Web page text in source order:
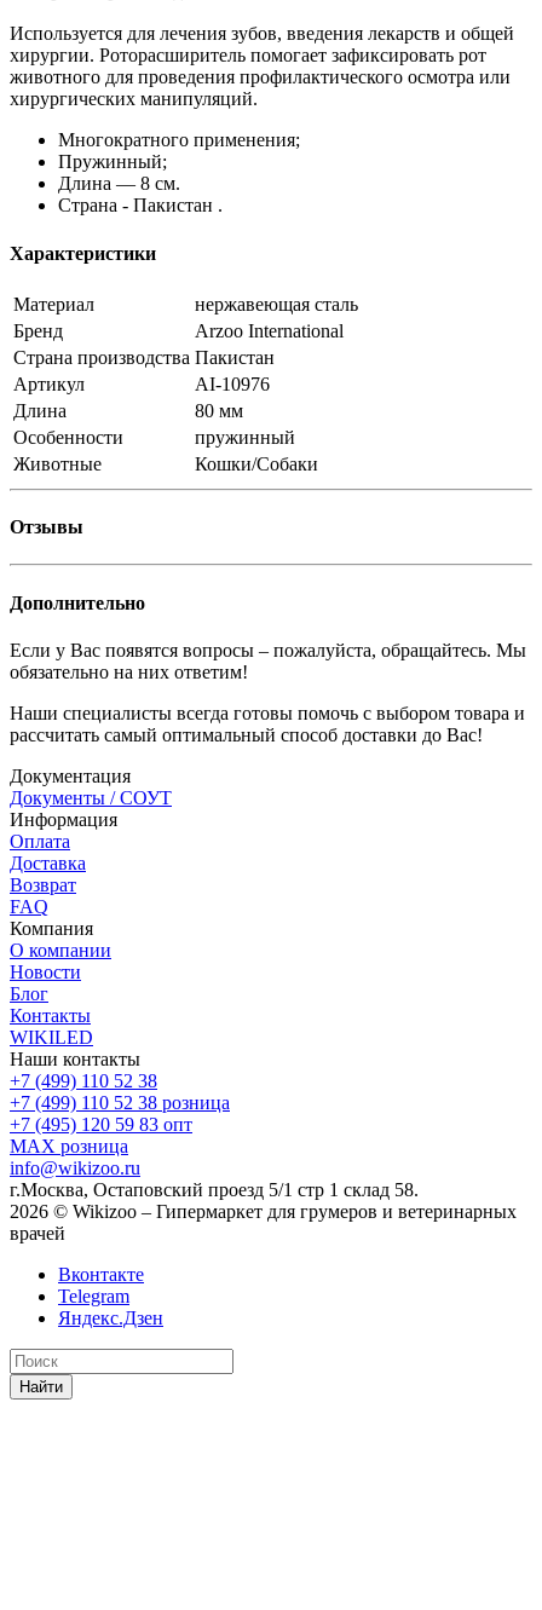
Используется для лечения зубов, введения лекарств и общей
хирургии. Роторасширитель помогает зафиксировать рот
животного для проведения профилактического осмотра или
хирургических манипуляций.
Многократного применения;
Пружинный;
Длина — 8 см.
Страна - Пакистан .
Характеристики
Материал
нержавеющая сталь
Бренд
Arzoo International
Страна производства Пакистан
Артикул
AI-10976
Длина
80 мм
Особенности
пружинный
Животные
Кошки/Собаки
Отзывы
Дополнительно
Если у Вас появятся вопросы – пожалуйста, обращайтесь. Мы
обязательно на них ответим!
Наши специалисты всегда готовы помочь с выбором товара и
рассчитать самый оптимальный способ доставки до Вас!
Документация
Документы / СОУТ
Информация
Оплата
Доставка
Возврат
FAQ
Компания
О компании
Новости
Блог
Контакты
WIKILED
Наши контакты
+7 (499) 110 52 38
+7 (499) 110 52 38 розница
+7 (495) 120 59 83 опт
MAX розница
info@wikizoo.ru
г.Москва, Остаповский проезд 5/1 стр 1 склад 58.
2026 © Wikizoo – Гипермаркет для грумеров и ветеринарных
врачей
Вконтакте
Telegram
Яндекс.Дзен
Найти